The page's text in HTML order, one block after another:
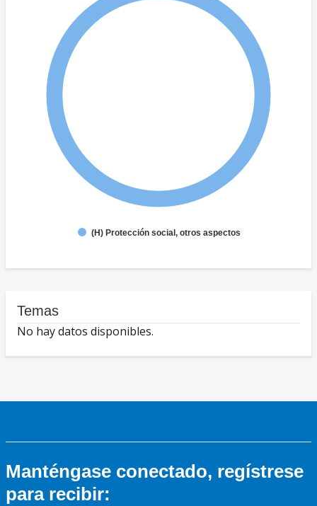
(H) Protección social, otros aspectos
Temas
No hay datos disponibles.
Manténgase conectado, regístrese
para recibir: